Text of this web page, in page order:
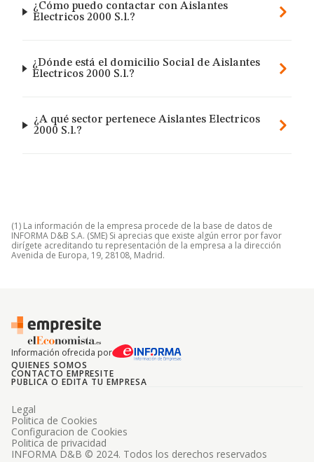
¿Cómo puedo contactar con Aislantes
Electricos 2000 S.l.?
¿Dónde está el domicilio Social de Aislantes
Electricos 2000 S.l.?
¿A qué sector pertenece Aislantes Electricos
2000 S.l.?
(1) La información de la empresa procede de la base de datos de
INFORMA D&B S.A. (SME) Si aprecias que existe algún error por favor
dirígete acreditando tu representación de la empresa a la dirección
Avenida de Europa, 19, 28108, Madrid.
Información ofrecida por
QUIENES SOMOS
CONTACTO EMPRESITE
PUBLICA O EDITA TU EMPRESA
INFORMA D&B © 2024. Todos los derechos reservados
Legal
Politica de Cookies
Configuracion de Cookies
Politica de privacidad